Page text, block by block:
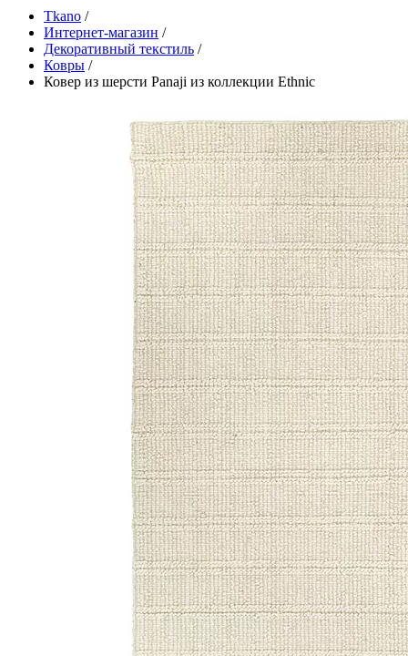
Tkano /
Интернет-магазин /
Декоративный текстиль /
Ковры /
Ковер из шерсти Panaji из коллекции Ethnic